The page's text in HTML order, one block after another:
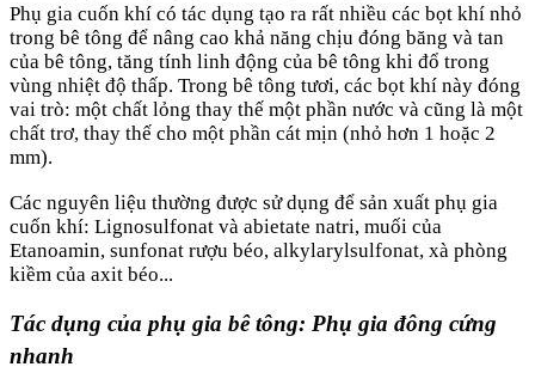
Phụ gia cuốn khí có tác dụng tạo ra rất nhiều các bọt khí nhỏ
trong bê tông để nâng cao khả năng chịu đóng băng và tan
của bê tông, tăng tính linh động của bê tông khi đổ trong
vùng nhiệt độ thấp. Trong bê tông tươi, các bọt khí này đóng
vai trò: một chất lỏng thay thế một phần nước và cũng là một
chất trơ, thay thế cho một phần cát mịn (nhỏ hơn 1 hoặc 2
mm).
Các nguyên liệu thường được sử dụng để sản xuất phụ gia
cuốn khí: Lignosulfonat và abietate natri, muối của
Etanoamin, sunfonat rượu béo, alkylarylsulfonat, xà phòng
kiềm của axit béo...
Tác dụng của phụ gia bê tông: Phụ gia đông cứng
nhanh